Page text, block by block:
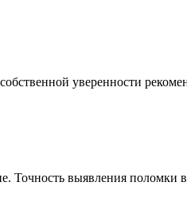
уверенности
Точность выявления поломки